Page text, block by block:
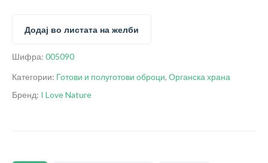
Додај во листата на желби
Шифра: 005090
Категории: Готови и полуготови оброци, Органска храна
Бренд: I Love Nature